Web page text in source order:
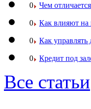
0 Чем
0 Как влияют на
0 Как управлять
0 Кредит под
Все статьи